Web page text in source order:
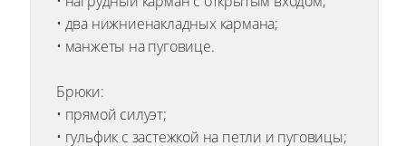
• два нижниенакладных кармана;
• манжеты на пуговице.
Брюки:
• прямой силуэт;
• гульфик с застежкой на петли и пуговицы;